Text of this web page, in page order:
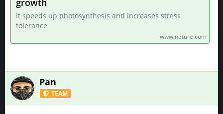
growth
It speeds up photosynthesis and increases stress
tolerance
www.nature.com
Pan
TEAM